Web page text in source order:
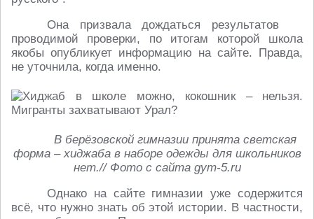
Она призвала дождаться результатов
проводимой проверки, по итогам которой школа
якобы опубликует информацию на сайте. Правда,
не уточнила, когда именно.
В берёзовской гимназии принята светская
форма – хиджаба в наборе одежды для школьников
нет.// Фото с сайта gym-5.ru
Однако на сайте гимназии уже содержится
всё, что нужно знать об этой истории. В частности,